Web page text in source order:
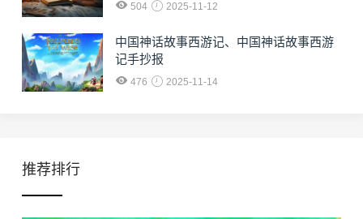
504 2025-11-12
中国神话故事西游记、中国神话故事西游
记手抄报
476 2025-11-14
推荐排行